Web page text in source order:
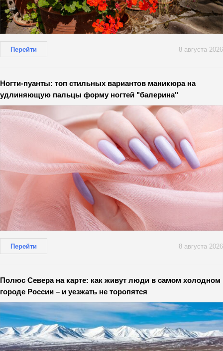
Перейти 8 августа 2026
Ногти-пуанты: топ стильных вариантов маникюра на
удлиняющую пальцы форму ногтей "балерина"
Перейти 8 августа 2026
Полюс Севера на карте: как живут люди в самом холодном
городе России – и уезжать не торопятся